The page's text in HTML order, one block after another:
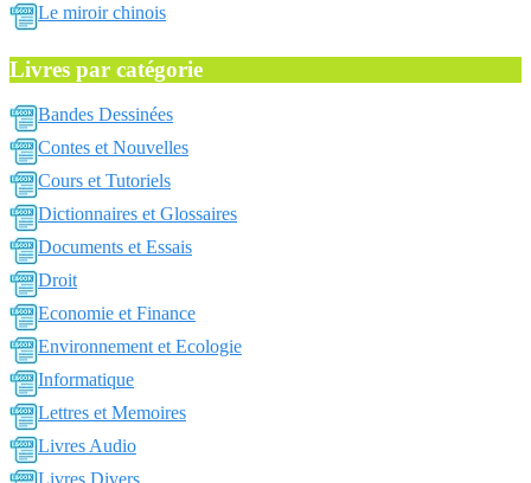
Le miroir chinois
Livres par catégorie
Bandes Dessinées
Contes et Nouvelles
Cours et Tutoriels
Dictionnaires et Glossaires
Documents et Essais
Droit
Economie et Finance
Environnement et Ecologie
Informatique
Lettres et Memoires
Livres Audio
Livres Divers